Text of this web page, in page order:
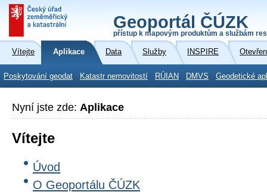
Geoportál ČÚZK
přístup k mapovým produktům a službám
Vítejte Aplikace Data Služby INSPIRE
Poskytování geodat Katastr nemovitostí RÚIAN DMVS Geodetické
Nyní jste zde: Aplikace
Vítejte
Úvod
O Geoportálu ČÚZK